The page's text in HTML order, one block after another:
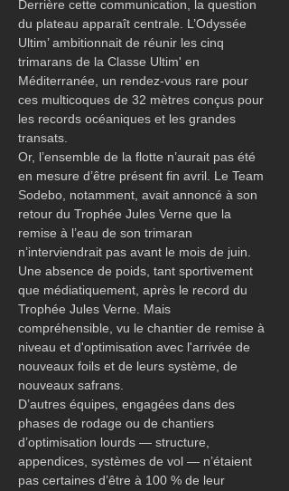
Derrière cette communication, la question
du plateau apparaît centrale. L’Odyssée
Ultim’ ambitionnait de réunir les cinq
trimarans de la Classe Ultim' en
Méditerranée, un rendez-vous rare pour
ces multicoques de 32 mètres conçus pour
les records océaniques et les grandes
transats.
Or, l’ensemble de la flotte n’aurait pas été
en mesure d’être présent fin avril. Le Team
Sodebo, notamment, avait annoncé à son
retour du Trophée Jules Verne que la
remise à l’eau de son trimaran
n’interviendrait pas avant le mois de juin.
Une absence de poids, tant sportivement
que médiatiquement, après le record du
Trophée Jules Verne. Mais
compréhensible, vu le chantier de remise à
niveau et d'optimisation avec l'arrivée de
nouveaux foils et de leurs système, de
nouveaux safrans.
D’autres équipes, engagées dans des
phases de rodage ou de chantiers
d’optimisation lourds — structure,
appendices, systèmes de vol — n’étaient
pas certaines d’être à 100 % de leur